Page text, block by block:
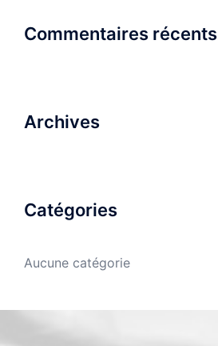
Commentaires récents
Archives
Catégories
Aucune catégorie